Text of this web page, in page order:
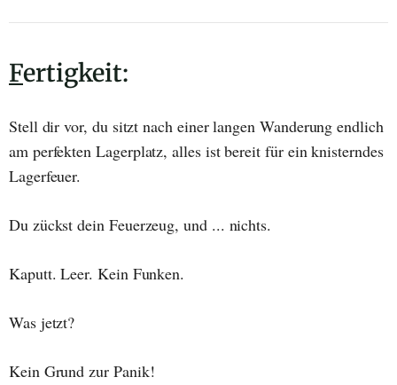
Fertigkeit:
Stell dir vor, du sitzt nach einer langen Wanderung endlich
am perfekten Lagerplatz, alles ist bereit für ein knisterndes
Lagerfeuer.
Du zückst dein Feuerzeug, und ... nichts.
Kaputt. Leer. Kein Funken.
Was jetzt?
Kein Grund zur Panik!